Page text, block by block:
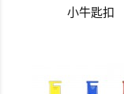
小牛匙扣